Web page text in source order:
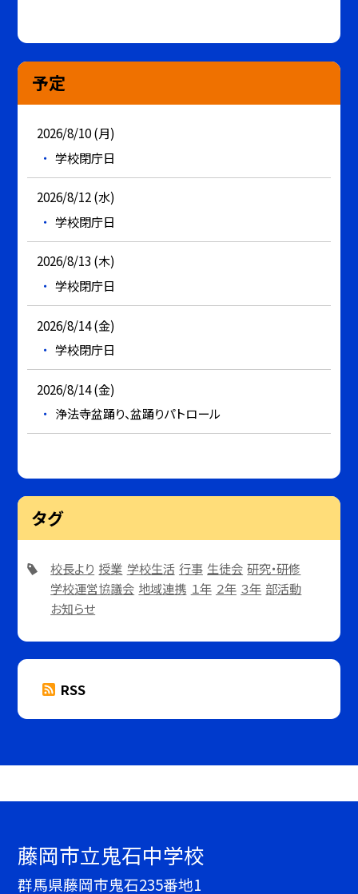
予定
2026/8/10 (月)
学校閉庁日
2026/8/12 (水)
学校閉庁日
2026/8/13 (木)
学校閉庁日
2026/8/14 (金)
学校閉庁日
2026/8/14 (金)
浄法寺盆踊り、盆踊りパトロール
タグ
校長より 授業 学校生活 行事 生徒会 研究・研修
学校運営協議会 地域連携 １年 ２年 ３年 部活動
お知らせ
RSS
藤岡市立鬼石中学校
群馬県藤岡市鬼石235番地1